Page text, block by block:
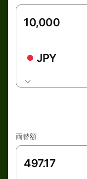
JPY
両替額